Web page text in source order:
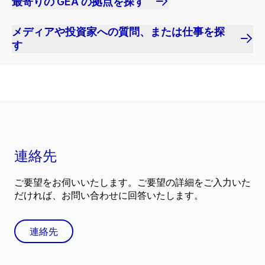
メディアや投資家への質問、または仕事を探
す
連絡先
ご要望をお伺いいたします。ご要望の詳細をご入力いた
だければ、お問い合わせに回答いたします。
連絡先